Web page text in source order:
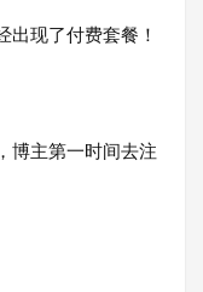
出现了付费套餐！
博主第一时间去注